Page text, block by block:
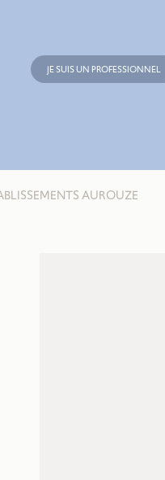
JE SUIS UN PROFESSIONNEL
AUROUZE